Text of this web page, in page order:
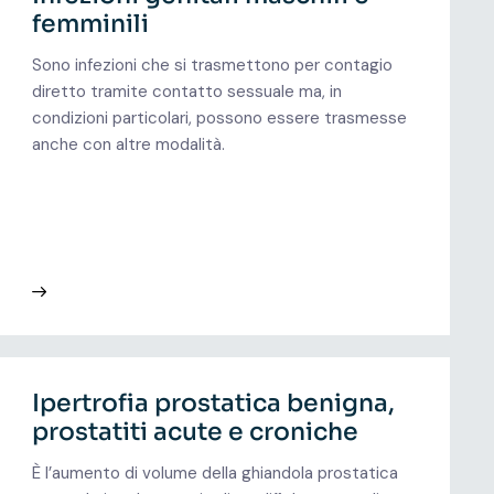
femminili
Sono infezioni che si trasmettono per contagio
diretto tramite contatto sessuale ma, in
condizioni particolari, possono essere trasmesse
anche con altre modalità.
Ipertrofia prostatica benigna,
prostatiti acute e croniche
È l’aumento di volume della ghiandola prostatica